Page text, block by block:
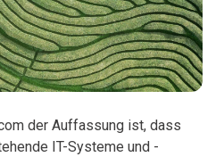
der Auffassung ist, dass
IT-Systeme und -